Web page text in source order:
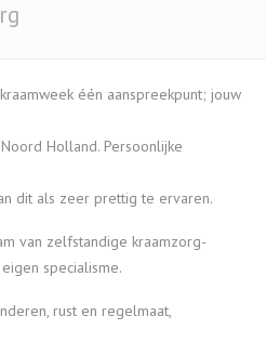
één aanspreekpunt; jouw
Holland. Persoonlijke
dit als zeer prettig te ervaren.
van zelfstandige kraamzorg-
specialisme.
rust en regelmaat,